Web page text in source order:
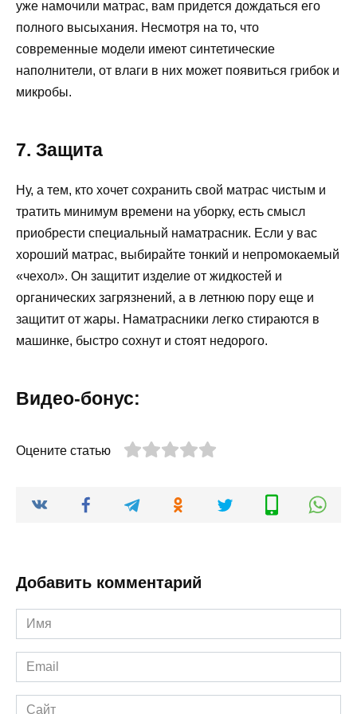
уже намочили матрас, вам придется дождаться его
полного высыхания. Несмотря на то, что
современные модели имеют синтетические
наполнители, от влаги в них может появиться грибок и
микробы.
7. Защита
Ну, а тем, кто хочет сохранить свой матрас чистым и
тратить минимум времени на уборку, есть смысл
приобрести специальный наматрасник. Если у вас
хороший матрас, выбирайте тонкий и непромокаемый
«чехол». Он защитит изделие от жидкостей и
органических загрязнений, а в летнюю пору еще и
защитит от жары. Наматрасники легко стираются в
машинке, быстро сохнут и стоят недорого.
Видео-бонус:
Оцените статью
Добавить комментарий
Имя
*
Email
*
Сайт